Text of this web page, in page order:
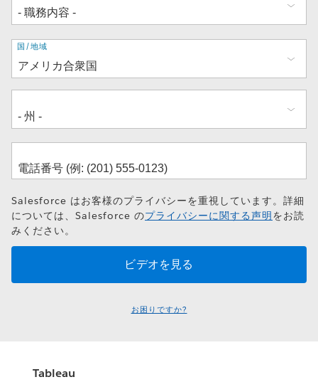
住
所
国/地域
Salesforce はお客様のプライバシーを重視しています。詳細
については、Salesforce のプライバシーに関する声明をお読
みください。
お困りですか?
Tableau